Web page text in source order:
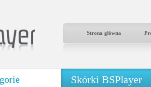
Strona główna
Skórki BSPlayer